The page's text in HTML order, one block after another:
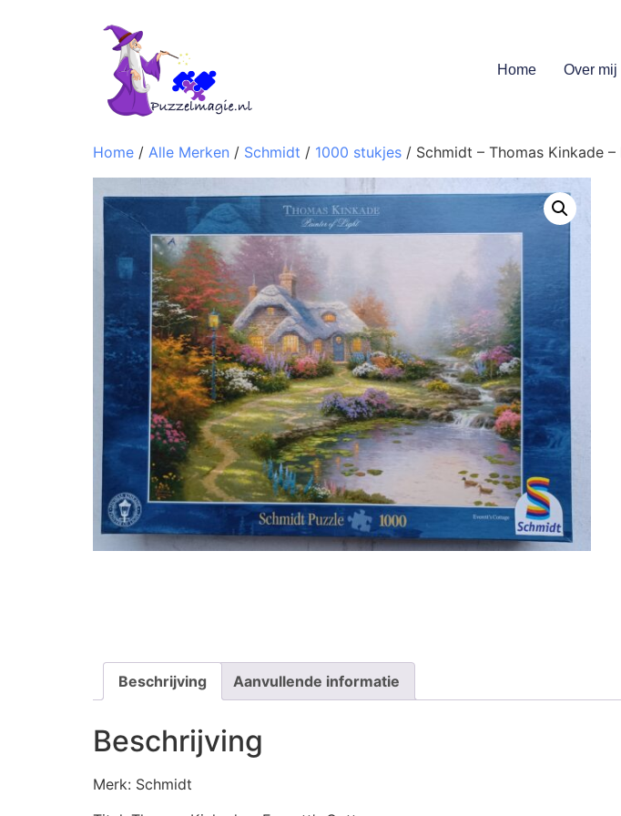
Home Over mij
Home / Alle Merken / Schmidt / 1000 stukjes / Schmidt – Thomas Kinkade –
Beschrijving Aanvullende informatie
Beschrijving
Merk: Schmidt